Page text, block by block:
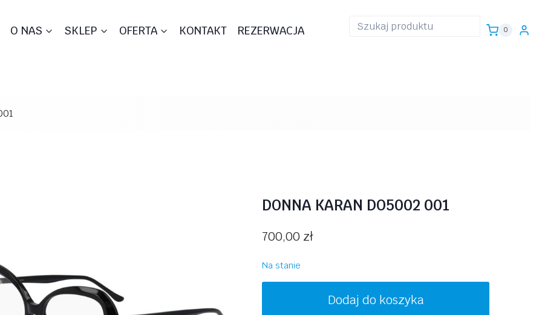
O NAS SKLEP OFERTA KONTAKT REZERWACJA 0
DONNA KARAN DO5002 001
700,00 zł
Na stanie
Dodaj do koszyka